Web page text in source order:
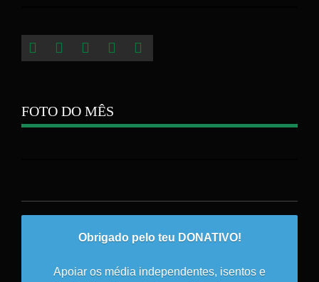
FOTO DO MÊS
Obrigado pelo teu DONATIVO!
Apoiar os média independentes, isentos e